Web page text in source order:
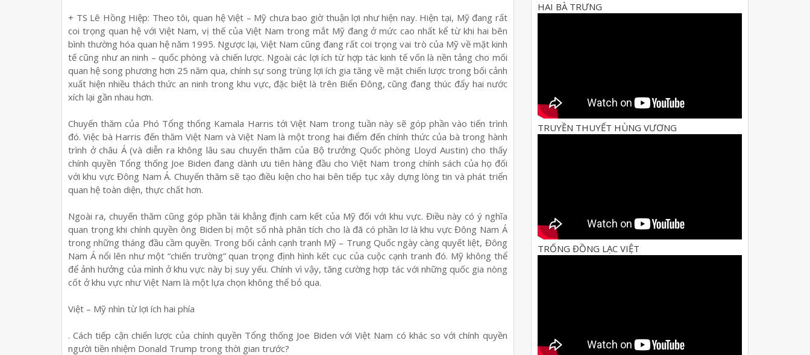
+ TS Lê Hồng Hiệp: Theo tôi, quan hệ Việt – Mỹ chưa bao giờ thuận lợi như hiện nay. Hiện tại, Mỹ đang rất
coi trọng quan hệ với Việt Nam, vị thế của Việt Nam trong mắt Mỹ đang ở mức cao nhất kể từ khi hai bên
bình thường hóa quan hệ năm 1995. Ngược lại, Việt Nam cũng đang rất coi trọng vai trò của Mỹ về mặt kinh
tế cũng như an ninh – quốc phòng và chiến lược. Ngoài các lợi ích từ hợp tác kinh tế vốn là nền tảng cho mối
quan hệ song phương hơn 25 năm qua, chính sự song trùng lợi ích gia tăng về mặt chiến lược trong bối cảnh
xuất hiện nhiều thách thức an ninh trong khu vực, đặc biệt là trên Biển Đông, cũng đang thúc đẩy hai nước
xích lại gần nhau hơn.
Chuyến thăm của Phó Tổng thống Kamala Harris tới Việt Nam trong tuần này sẽ góp phần vào tiến trình
đó. Việc bà Harris đến thăm Việt Nam và Việt Nam là một trong hai điểm đến chính thức của bà trong hành
trình ở châu Á (và diễn ra không lâu sau chuyến thăm của Bộ trưởng Quốc phòng Lloyd Austin) cho thấy
chính quyền Tổng thống Joe Biden đang dành ưu tiên hàng đầu cho Việt Nam trong chính sách của họ đối
với khu vực Đông Nam Á. Chuyến thăm sẽ tạo điều kiện cho hai bên tiếp tục xây dựng lòng tin và phát triển
quan hệ toàn diện, thực chất hơn.
Ngoài ra, chuyến thăm cũng góp phần tái khẳng định cam kết của Mỹ đối với khu vực. Điều này có ý nghĩa
quan trọng khi chính quyền ông Biden bị một số nhà phân tích cho là đã có phần lơ là khu vực Đông Nam Á
trong những tháng đầu cầm quyền. Trong bối cảnh cạnh tranh Mỹ – Trung Quốc ngày càng quyết liệt, Đông
Nam Á nổi lên như một “chiến trường” quan trọng định hình kết cục của cuộc cạnh tranh đó. Mỹ không thể
để ảnh hưởng của mình ở khu vực này bị suy yếu. Chính vì vậy, tăng cường hợp tác với những quốc gia nòng
cốt ở khu vực như Việt Nam là một lựa chọn không thể bỏ qua.
Việt – Mỹ nhìn từ lợi ích hai phía
. Cách tiếp cận chiến lược của chính quyền Tổng thống Joe Biden với Việt Nam có khác so với chính quyền
người tiền nhiệm Donald Trump trong thời gian trước?
HAI BÀ TRƯNG
TRUYỀN THUYẾT HÙNG VƯƠNG
TRỐNG ĐỒNG LẠC VIỆT